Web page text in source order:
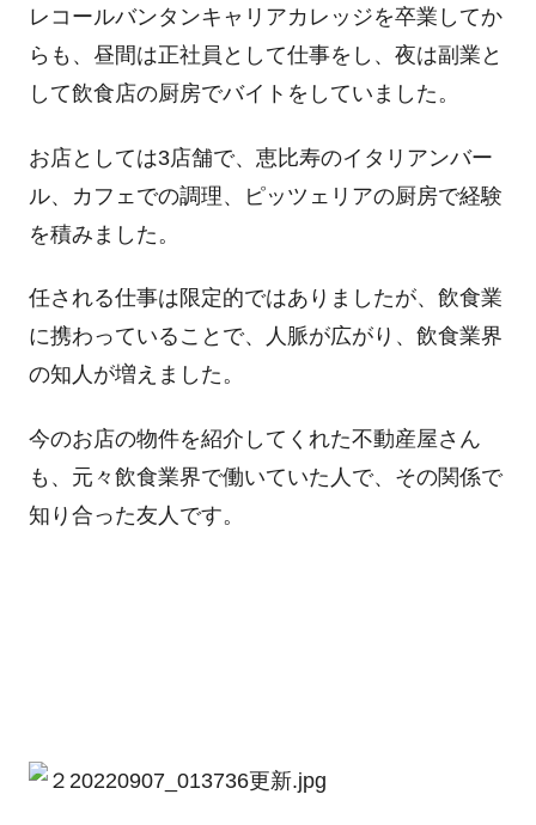
レコールバンタンキャリアカレッジを卒業してか
らも、昼間は正社員として仕事をし、夜は副業と
して飲食店の厨房でバイトをしていました。
お店としては3店舗で、恵比寿のイタリアンバー
ル、カフェでの調理、ピッツェリアの厨房で経験
を積みました。
任される仕事は限定的ではありましたが、飲食業
に携わっていることで、人脈が広がり、飲食業界
の知人が増えました。
今のお店の物件を紹介してくれた不動産屋さん
も、元々飲食業界で働いていた人で、その関係で
知り合った友人です。